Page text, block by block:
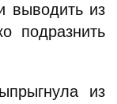
выводить из
подразнить
из